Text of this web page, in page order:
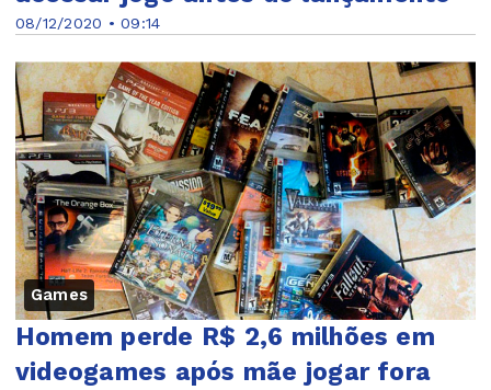
08/12/2020 • 09:14
Games
Homem perde R$ 2,6 milhões em
videogames após mãe jogar fora